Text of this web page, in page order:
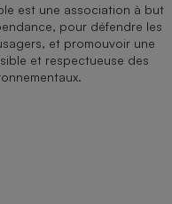
est une association à but
pour défendre les
et promouvoir une
et respectueuse des